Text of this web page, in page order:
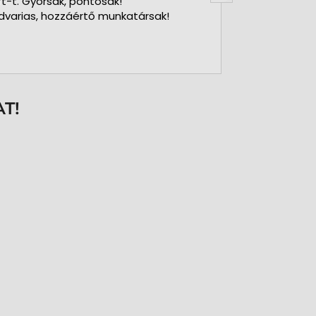
hozzáértő munkatársak!